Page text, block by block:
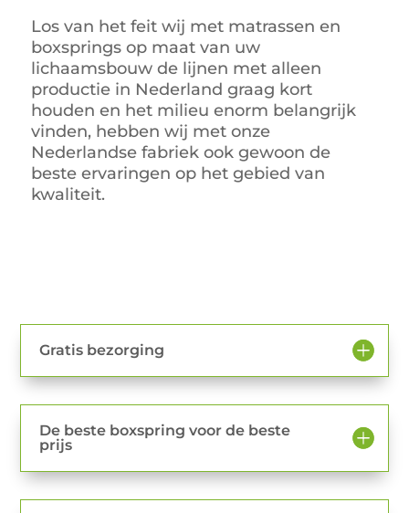
Los van het feit wij met matrassen en
boxsprings op maat van uw
lichaamsbouw de lijnen met alleen
productie in Nederland graag kort
houden en het milieu enorm belangrijk
vinden, hebben wij met onze
Nederlandse fabriek ook gewoon de
beste ervaringen op het gebied van
kwaliteit.
Gratis bezorging
De beste boxspring voor de beste
prijs